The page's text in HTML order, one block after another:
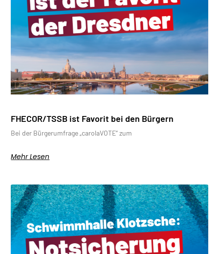
FHECOR/TSSB ist Favorit bei den Bürgern
Bei der Bürgerumfrage „carolaVOTE“ zum
Mehr Lesen